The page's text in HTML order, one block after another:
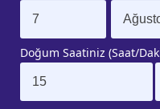
Doğum Saatiniz (Saat/